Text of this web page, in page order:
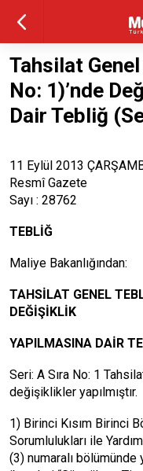
Tahsilat
No: 1)’nde
Dair Tebliğ
11 Eylül 2013
Resmî Gazete
Sayı : 28762
TEBLİĞ
Maliye Bakanlığından:
TAHSİLAT GENEL
DEĞİŞİKLİK
YAPILMASINA DAİR
Seri: A Sıra No: 1
değişiklikler yapılmıştır.
1) Birinci Kısım Birinci
Sorumlulukları ile
(3) numaralı bölümünde